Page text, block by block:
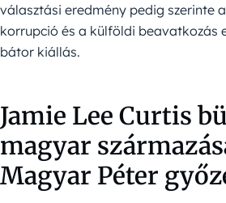
választási eredmény pedig szerinte
korrupció és a külföldi beavatkozás
bátor kiállás.
Jamie Lee Curtis
magyar
Magyar Péter